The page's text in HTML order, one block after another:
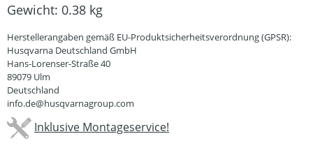
Gewicht: 0.38 kg
Herstellerangaben gemäß EU-Produktsicherheitsverordnung (GPSR):
Husqvarna Deutschland GmbH
Hans-Lorenser-Straße 40
89079 Ulm
Deutschland
info.de@husqvarnagroup.com
Inklusive Montageservice!